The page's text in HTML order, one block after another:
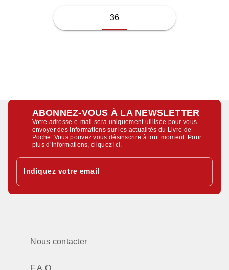
36
ABONNEZ-VOUS À LA NEWSLETTER
Votre adresse e-mail sera uniquement utilisée pour vous
envoyer des informations sur les actualités du Livre de
Poche. Vous pouvez vous désinscrire à tout moment. Pour
plus d’informations,cliquez ici
Indiquez votre email
Nous contacter
F.A.Q.